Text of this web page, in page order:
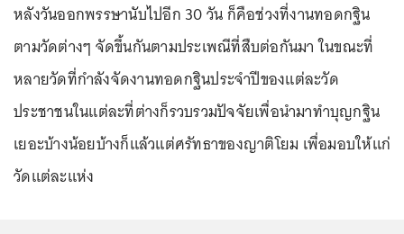
หลังวันออกพรรษานับไปอีก 30 วัน ก็คือช่วงที่งานทอดกฐิน
ตามวัดต่างๆ จัดขึ้นกันตามประเพณีที่สืบต่อกันมา ในขณะที่
หลายวัดที่กำลังจัดงานทอดกฐินประจำปีของแต่ละวัด
ประชาชนในแต่ละที่ต่างก็รวบรวมปัจจัยเพื่อนำมาทำบุญกฐิน
เยอะบ้างน้อยบ้างก็แล้วแต่ศรัทธาของญาติโยม เพื่อมอบให้แก่
วัดแต่ละแห่ง